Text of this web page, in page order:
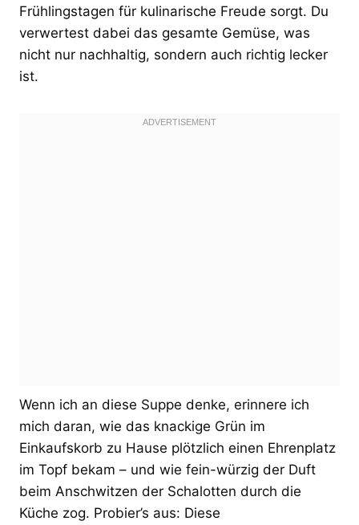
Frühlingstagen für kulinarische Freude sorgt. Du
verwertest dabei das gesamte Gemüse, was
nicht nur nachhaltig, sondern auch richtig lecker
ist.
Wenn ich an diese Suppe denke, erinnere ich
mich daran, wie das knackige Grün im
Einkaufskorb zu Hause plötzlich einen Ehrenplatz
im Topf bekam – und wie fein-würzig der Duft
beim Anschwitzen der Schalotten durch die
Küche zog. Probier’s aus: Diese